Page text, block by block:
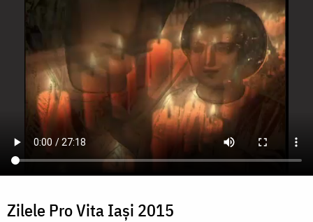
Zilele Pro Vita Iași 2015